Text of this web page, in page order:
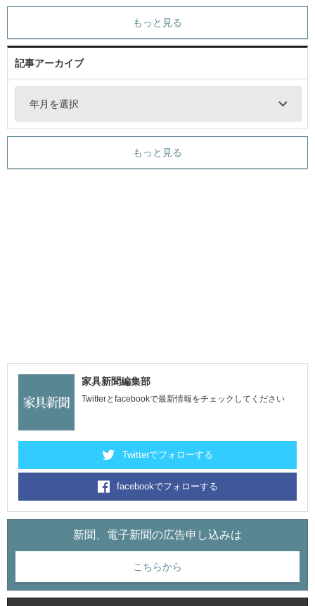
もっと見る
記事アーカイブ
年月を選択
もっと見る
家具新聞編集部
Twitterとfacebookで最新情報をチェックしてください
Twitterでフォローする
facebookでフォローする
新聞、電子新聞の広告申し込みは
こちらから